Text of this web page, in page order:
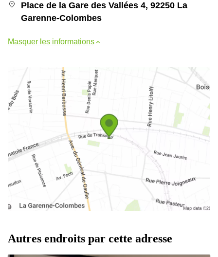
Place de la Gare des Vallées 4, 92250 La
Garenne-Colombes
Masquer les informations
Autres endroits par cette adresse